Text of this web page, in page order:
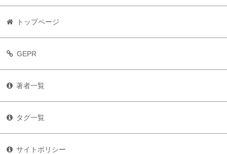
トップページ
GEPR
著者一覧
タグ一覧
サイトポリシー